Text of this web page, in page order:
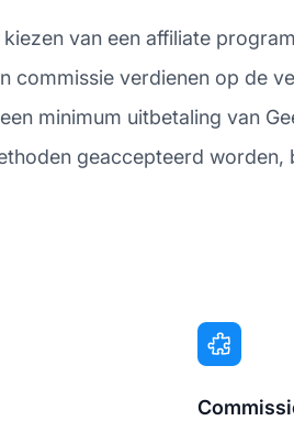
van een affiliate
verdienen op de
minimum uitbetaling van
geaccepteerd